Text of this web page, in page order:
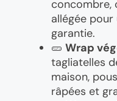
concombre,
allégée
garantie.
🥒 Wrap
tagliatelles
maison,
râpées et